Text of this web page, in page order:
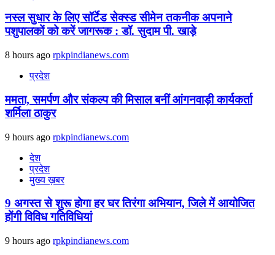
नस्ल सुधार के लिए सॉर्टेड सेक्स्ड सीमेन तकनीक अपनाने
पशुपालकों को करें जागरूक : डॉ. सुदाम पी. खाड़े
8 hours ago rpkpindianews.com
प्रदेश
ममता, समर्पण और संकल्प की मिसाल बनीं आंगनवाड़ी कार्यकर्ता
शर्मिला ठाकुर
9 hours ago rpkpindianews.com
देश
प्रदेश
मुख्य ख़बर
9 अगस्‍त से शुरू होगा हर घर तिरंगा अभियान, जिले में आयोजित
होंगी विविध गतिविधियां
9 hours ago rpkpindianews.com